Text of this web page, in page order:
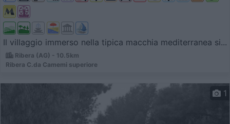
Il villaggio immerso nella tipica macchia mediterranea si...
Ribera (AG) - 10.5km
Ribera C.da Camemi superiore
1